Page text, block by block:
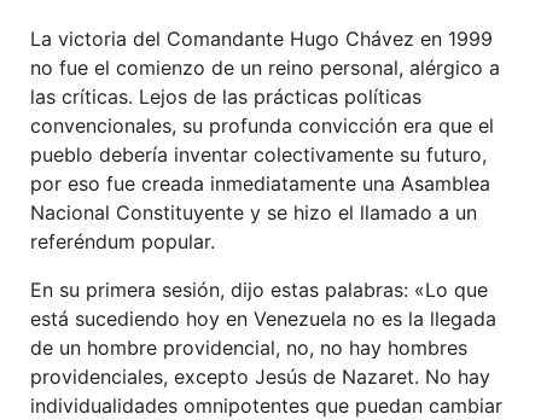
La victoria del Comandante Hugo Chávez en 1999
no fue el comienzo de un reino personal, alérgico a
las críticas. Lejos de las prácticas políticas
convencionales, su profunda convicción era que el
pueblo debería inventar colectivamente su futuro,
por eso fue creada inmediatamente una Asamblea
Nacional Constituyente y se hizo el llamado a un
referéndum popular.
En su primera sesión, dijo estas palabras: «Lo que
está sucediendo hoy en Venezuela no es la llegada
de un hombre providencial, no, no hay hombres
providenciales, excepto Jesús de Nazaret. No hay
individualidades omnipotentes que puedan cambiar